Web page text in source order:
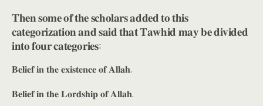
𝐓𝐡𝐞𝐧 𝐬𝐨𝐦𝐞 𝐨𝐟 𝐭𝐡𝐞 𝐬𝐜𝐡𝐨𝐥𝐚𝐫𝐬 𝐚𝐝𝐝𝐞𝐝 𝐭𝐨 𝐭𝐡𝐢𝐬
𝐜𝐚𝐭𝐞𝐠𝐨𝐫𝐢𝐳𝐚𝐭𝐢𝐨𝐧 𝐚𝐧𝐝 𝐬𝐚𝐢𝐝 𝐭𝐡𝐚𝐭 𝐓𝐚𝐰𝐡𝐢𝐝 𝐦𝐚𝐲 𝐛𝐞 𝐝𝐢𝐯𝐢𝐝𝐞𝐝
𝐢𝐧𝐭𝐨 𝐟𝐨𝐮𝐫 𝐜𝐚𝐭𝐞𝐠𝐨𝐫𝐢𝐞𝐬:
𝐁𝐞𝐥𝐢𝐞𝐟 𝐢𝐧 𝐭𝐡𝐞 𝐞𝐱𝐢𝐬𝐭𝐞𝐧𝐜𝐞 𝐨𝐟 𝐀𝐥𝐥𝐚𝐡.
𝐁𝐞𝐥𝐢𝐞𝐟 𝐢𝐧 𝐭𝐡𝐞 𝐋𝐨𝐫𝐝𝐬𝐡𝐢𝐩 𝐨𝐟 𝐀𝐥𝐥𝐚𝐡.